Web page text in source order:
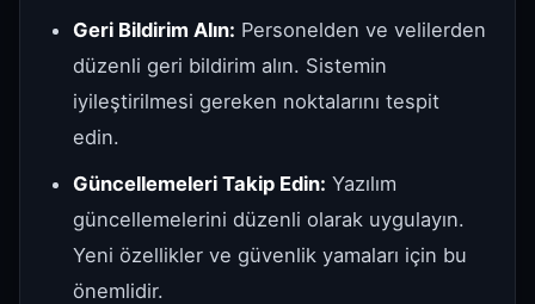
Geri Bildirim Alın: Personelden ve velilerden
düzenli geri bildirim alın. Sistemin
iyileştirilmesi gereken noktalarını tespit
edin.
Güncellemeleri Takip Edin: Yazılım
güncellemelerini düzenli olarak uygulayın.
Yeni özellikler ve güvenlik yamaları için bu
önemlidir.